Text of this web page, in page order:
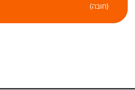
(חובה)